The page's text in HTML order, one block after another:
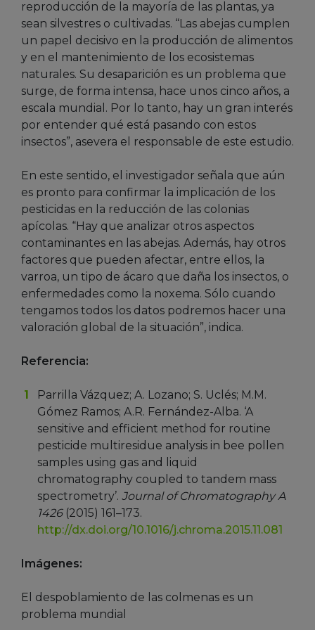
reproducción de la mayoría de las plantas, ya
sean silvestres o cultivadas. “Las abejas cumplen
un papel decisivo en la producción de alimentos
y en el mantenimiento de los ecosistemas
naturales. Su desaparición es un problema que
surge, de forma intensa, hace unos cinco años, a
escala mundial. Por lo tanto, hay un gran interés
por entender qué está pasando con estos
insectos”, asevera el responsable de este estudio.
En este sentido, el investigador señala que aún
es pronto para confirmar la implicación de los
pesticidas en la reducción de las colonias
apícolas. “Hay que analizar otros aspectos
contaminantes en las abejas. Además, hay otros
factores que pueden afectar, entre ellos, la
varroa, un tipo de ácaro que daña los insectos, o
enfermedades como la noxema. Sólo cuando
tengamos todos los datos podremos hacer una
valoración global de la situación”, indica.
Referencia:
Parrilla Vázquez; A. Lozano; S. Uclés; M.M.
Gómez Ramos; A.R. Fernández-Alba. ‘A
sensitive and efficient method for routine
pesticide multiresidue analysis in bee pollen
samples using gas and liquid
chromatography coupled to tandem mass
spectrometry’. Journal of Chromatography A
1426 (2015) 161–173.
http://dx.doi.org/10.1016/j.chroma.2015.11.081
Imágenes:
El despoblamiento de las colmenas es un
problema mundial